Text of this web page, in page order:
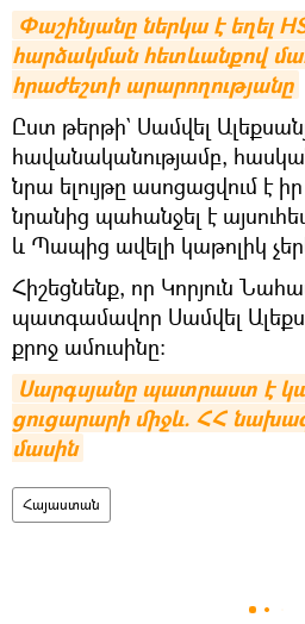
Փաշինյանը ներկա է եղել
հարձակման հետևանքով
հրաժեշտի արարողությանը
Ըստ թերթի` Սամվել
հավանականությամբ,
նրա ելույթը ասոցացվում է
նրանից պահանջել է
և Պապից ավելի կաթոլիկ
Հիշեցնենք, որ Կորյուն
պատգամավոր Սամվել
քրոջ ամուսինը։
Սարգսյանը պատրաստ է
ցուցարարի միջև. ՀՀ
մասին
Հայաստան